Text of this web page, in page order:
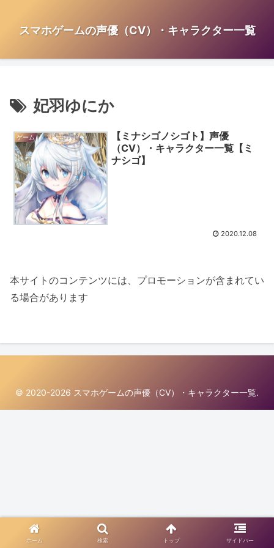
スマホゲームの声優（CV）・キャラクター一覧
妃羽ゆにか
ゲーム
【ミナシゴノシゴト】声優
（CV）・キャラクター一覧【ミ
ナシゴ】
2020.12.08
本サイトのコンテンツには、プロモーションが含まれてい
る場合があります
© 2020-2026 スマホゲームの声優（CV）・キャラクター一覧.
ホーム 検索 トップ サイドバー